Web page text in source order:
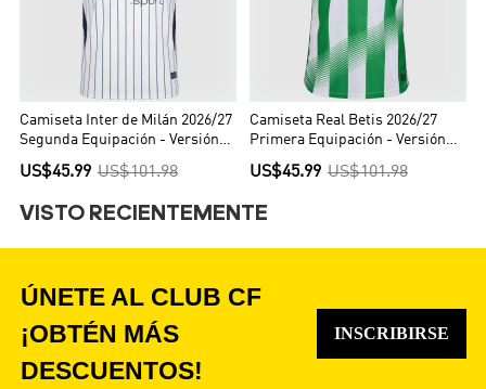
Camiseta Inter de Milán 2026/27
Segunda Equipación - Versión
Hincha
US$45.99 US$101.98
Camiseta Real Betis 2026/27
Primera Equipación - Versión
Hincha
US$45.99 US$101.98
VISTO RECIENTEMENTE
ÚNETE AL CLUB CF
¡OBTÉN MÁS
DESCUENTOS!
INSCRIBIRSE